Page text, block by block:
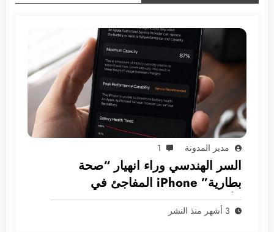
مدير المدونة 1
السر الهندسي وراء انهيار “صحة
بطارية” iPhone المفاجئ في
الأسواق العربية
3 أشهر منذ النشر